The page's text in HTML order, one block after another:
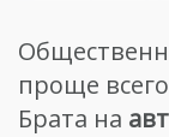
проще
Брата на